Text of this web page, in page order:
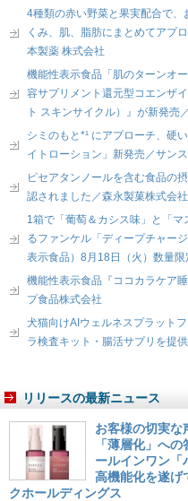
4種類の赤い野菜と果実配合で
くみ、肌、脂肪にまとめてアプ
本製薬 株式会社
機能性表示食品「肌のターンオ
容サプリメント還元型コエンザ
ト スキンサイクル）』が新発売
シミのもと*¹ にアプローチ、硬
イトローション」新発売／サン
ピセアタンノールを含む食品の
認されました／森永製菓株式会社
1箱で「葡萄＆カシス味」と「
るファンケル「ディープチャー
表示食品）8月18日（火）数量
機能性表示食品『ココカラケア
プ食品株式会社
犬猫向けAIウェルネスプラット
ラ検査キット・腸活サプリを提
リリースの最新ニュース
お客様の切実な
「薄層化」へ
ールインワン「
高機能化を遂げ
クホールディングス